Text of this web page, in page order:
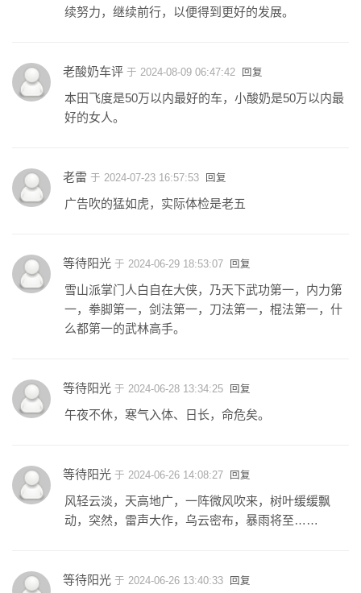
续努力，继续前行，以便得到更好的发展。
老酸奶车评 于 2024-08-09 06:47:42 回复
本田飞度是50万以内最好的车，小酸奶是50万以内最
好的女人。
老雷 于 2024-07-23 16:57:53 回复
广告吹的猛如虎，实际体检是老五
等待阳光 于 2024-06-29 18:53:07 回复
雪山派掌门人白自在大侠，乃天下武功第一，内力第
一，拳脚第一，剑法第一，刀法第一，棍法第一，什
么都第一的武林高手。
等待阳光 于 2024-06-28 13:34:25 回复
午夜不休，寒气入体、日长，命危矣。
等待阳光 于 2024-06-26 14:08:27 回复
风轻云淡，天高地广，一阵微风吹来，树叶缓缓飘
动，突然，雷声大作，乌云密布，暴雨将至……
等待阳光 于 2024-06-26 13:40:33 回复